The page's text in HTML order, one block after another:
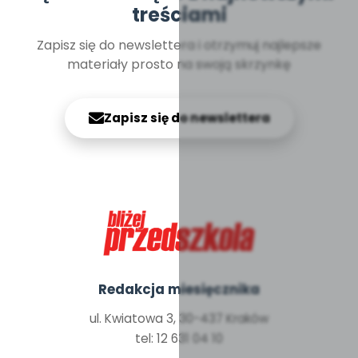
treściami
Zapisz się do newslettera i otrzymuj najlepsze
materiały prosto na swoją skrzynkę
Zapisz się do newslettera
Redakcja miesięcznika
ul. Kwiatowa 3, 30-437 Kraków
tel: 12 631 04 10